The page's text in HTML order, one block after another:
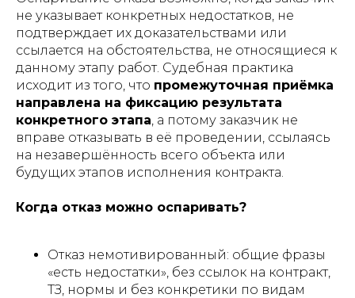
не указывает конкретных недостатков, не
подтверждает их доказательствами или
ссылается на обстоятельства, не относящиеся к
данному этапу работ. Судебная практика
исходит из того, что промежуточная приёмка
направлена на фиксацию результата
конкретного этапа, а потому заказчик не
вправе отказывать в её проведении, ссылаясь
на незавершённость всего объекта или
будущих этапов исполнения контракта.
Когда отказ можно оспаривать?
Отказ немотивированный: общие фразы
«есть недостатки», без ссылок на контракт,
ТЗ, нормы и без конкретики по видам